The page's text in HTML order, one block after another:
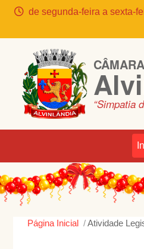
de segunda-feira a sexta-
“Simpatia
Página Inicial Atividade